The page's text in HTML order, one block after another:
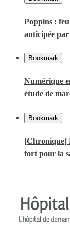
Poppins :
anticipée
Bookmark
Numérique
étude de
Bookmark
[Chronique]
fort pour la